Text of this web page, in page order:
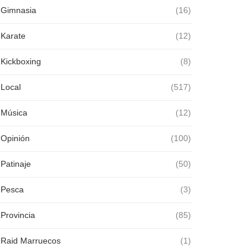
Gimnasia (16)
Karate (12)
Kickboxing (8)
Local (517)
Música (12)
Opinión (100)
Patinaje (50)
Pesca (3)
Provincia (85)
Raid Marruecos (1)